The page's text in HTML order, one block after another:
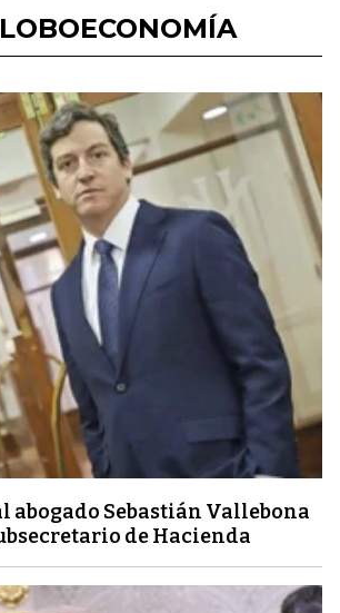
abogado Sebastián Vallebona
de Hacienda